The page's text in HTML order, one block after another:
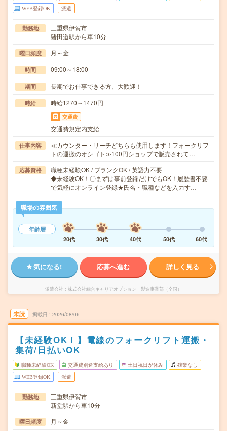
WEB登録OK 派遣
勤務地
三重県伊賀市
猪田道駅から車10分
曜日頻度 月～金
時間 09:00～18:00
期間 長期でお仕事できる方、大歓迎！
時給 時給1270～1470円
交通費
交通費規定内支給
仕事内容
≪カウンター・リーチどちらも使用します！フォークリフ
トの運搬のオシゴト≫100円ショップで販売されて…
応募資格
職種未経験OK / ブランクOK / 英語力不要
◆未経験OK！〇まずは事前登録だけでもOK！履歴書不要
で気軽にオンライン登録★氏名・職種などを入力す…
職場の雰囲気
年齢層
20代
30代 40代 50代 60代
気になる! 応募へ進む 詳しく見る
派遣会社 株式会社綜合キャリアオプション 製造事業部（全国）
未読 掲載日 2026/08/06
【未経験OK！】電線のフォークリフト運搬・
集荷/日払いOK
職種未経験OK 交通費別途支給あり 土日祝日が休み 残業なし
WEB登録OK 派遣
勤務地
三重県伊賀市
新堂駅から車10分
曜日頻度 月～金